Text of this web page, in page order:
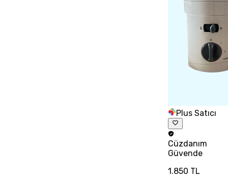
Plus Satıcı
Cüzdanım
Güvende
1.850 TL